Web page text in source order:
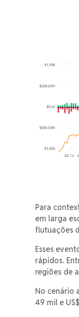
Para
em larga
flutuações
Esses
rápidos.
regiões de
No cenário
49 mil e